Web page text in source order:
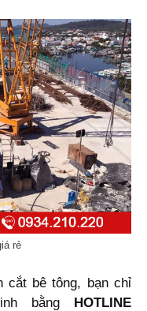
rẻ
cắt bê tông, bạn chỉ
bằng HOTLINE